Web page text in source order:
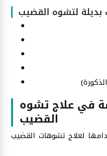
بديلة لتشوه القضيب
في علاج تشوه
القضيب
لعلاج تشوهات القضيب